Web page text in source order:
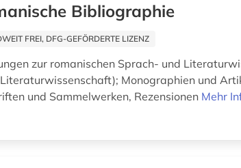
Bibliographie
FREI, DFG-GEFÖRDERTE LIZENZ
zur romanischen Sprach- und
Monographien und
und Sammelwerken, Rezensionen Mehr